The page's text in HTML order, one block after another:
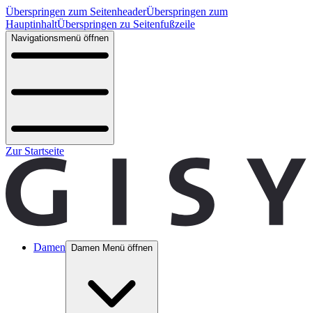
Überspringen zum SeitenheaderÜberspringen zum
HauptinhaltÜberspringen zu Seitenfußzeile
Navigationsmenü öffnen
Zur Startseite
Damen Damen Menü öffnen